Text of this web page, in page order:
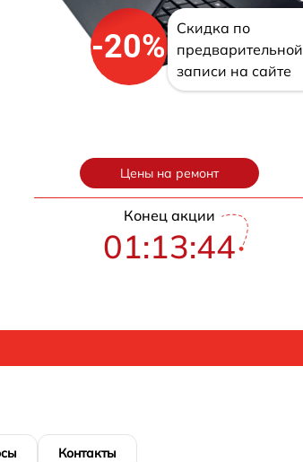
-20%
Скидка по
предварительной
записи на сайте
Цены на ремонт
Конец акции
01:13:43
Контакты